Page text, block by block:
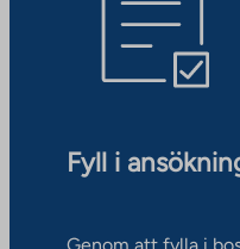
Fyll i